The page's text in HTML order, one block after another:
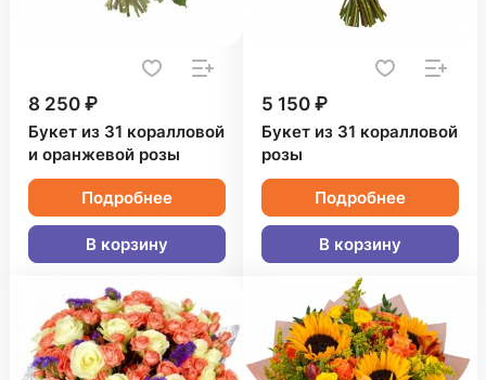
8 250 ₽
Букет из 31 коралловой
и оранжевой розы
Подробнее
В корзину
5 150 ₽
Букет из 31 коралловой
розы
Подробнее
В корзину